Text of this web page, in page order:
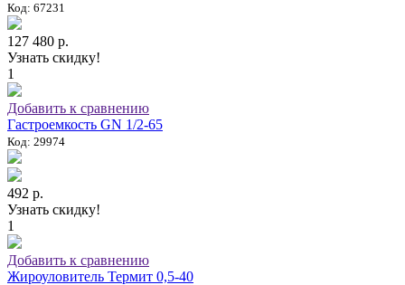
Код: 67231
127 480 р.
Узнать скидку!
1
Добавить к сравнению
Гастроемкость GN 1/2-65
Код: 29974
492 р.
Узнать скидку!
1
Добавить к сравнению
Жироуловитель Термит 0,5-40